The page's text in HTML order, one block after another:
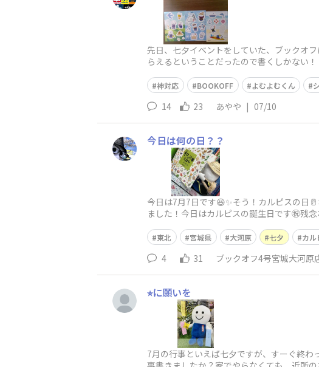
先日、七夕イベントをしていた、ブックオ
らえるということだったので書くしかない
神対応 BOOKOFF よむよむくん
14 23 あやや | 07/10
今日は何の日？？
今日は7月7日です😆✨そう！カルピスの日
ました！今日はカルピスの誕生日です㊗️残
東北 宮城県 大河原 七夕 カル
4 31 ブックオフ4号宮城大河原
⭐︎に願いを
7月の行事といえば七夕ですが、すーぐ終